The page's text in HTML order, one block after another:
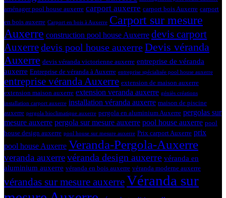
aménager pool house auxerre carport auxerre carport bois Auxerre carport
en bois auxerre Carport en bois à Auxerre Carport sur mesure
Auxerre construction pool house Auxerre devis carport
Auxerredevis pool house auxerreDevis véranda
Auxerre devis véranda victorienne auxerre entreprise de véranda
auxerre Entreprise de véranda à Auxerre entreprise spécialisée pool house auxerre
entreprise véranda Auxerre extension de maison auxerre
extension maison auxerre extension veranda auxerre géniès créations
installation carport auxerre installation véranda auxerre maison de piscine
auxerre pergola bioclimatique auxerre pergola en aluminium Auxerre pergolas sur
mesure auxerre pergola sur mesure auxerre pool house auxerre pool
house design auxerre pool house sur mesure auxerre Prix carport Auxerre prix
pool house Auxerre Veranda-Pergola-Auxerre
veranda auxerrevéranda design auxerre véranda en
aluminium auxerre véranda en bois auxerre véranda moderne auxerre
vérandas sur mesure auxerreVéranda sur